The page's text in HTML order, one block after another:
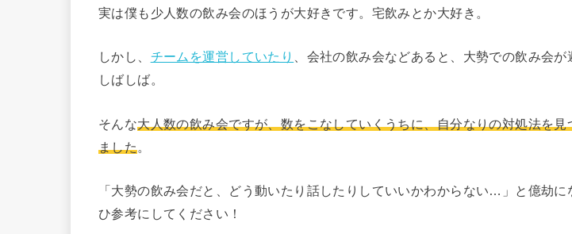
実は僕も少人数の飲み会のほうが大好きです。宅飲みとか大好き。
しかし、 チームを運営していたり
、会社の飲み会などあると、大勢での飲み会
しばしば。
そんな大人数の飲み会ですが、数をこなしていくうちに、自分なりの対処法を見
ました。
「大勢の飲み会だと、どう動いたり話したりしていいかわからない…」と億劫
ひ参考にしてください！